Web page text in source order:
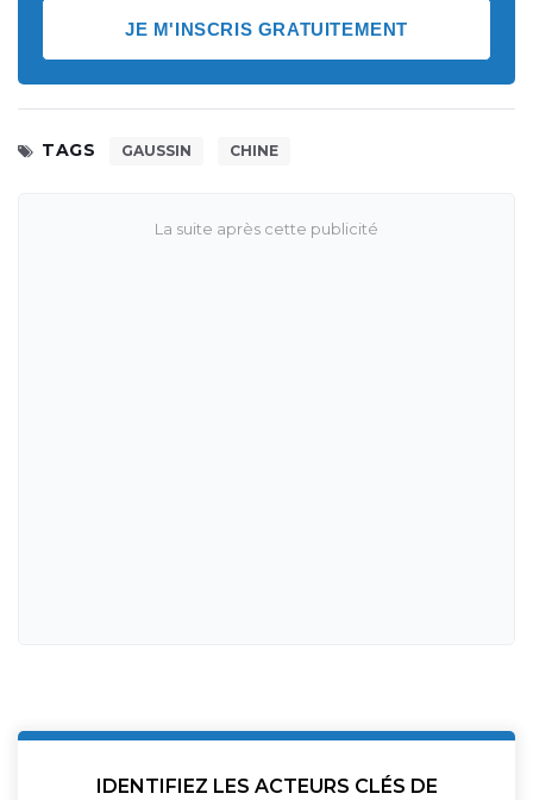
JE M'INSCRIS GRATUITEMENT
TAGS GAUSSIN CHINE
IDENTIFIEZ LES ACTEURS CLÉS DE